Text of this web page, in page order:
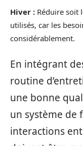
Hiver : Réduire soit
utilisés, car les
considérablement.
En intégrant
routine
une bonne
un système de
interactions